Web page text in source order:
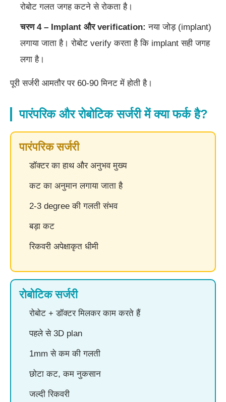
रोबोट गलत जगह कटने से रोकता है।
चरण 4 – Implant और verification: नया जोड़ (implant)
लगाया जाता है। रोबोट verify करता है कि implant सही जगह
लगा है।
पूरी सर्जरी आमतौर पर 60-90 मिनट में होती है।
पारंपरिक और रोबोटिक सर्जरी में क्या फर्क है?
पारंपरिक सर्जरी
डॉक्टर का हाथ और अनुभव मुख्य
कट का अनुमान लगाया जाता है
2-3 degree की गलती संभव
बड़ा कट
रिकवरी अपेक्षाकृत धीमी
रोबोटिक सर्जरी
रोबोट + डॉक्टर मिलकर काम करते हैं
पहले से 3D plan
1mm से कम की गलती
छोटा कट, कम नुकसान
जल्दी रिकवरी